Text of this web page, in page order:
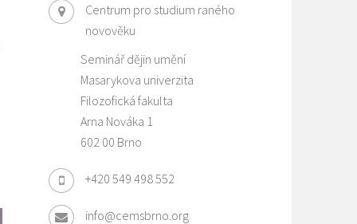
Centrum pro studium raného
novověku
Seminář dějin umění
Masarykova univerzita
Filozofická fakulta
Arna Nováka 1
602 00 Brno
+420 549 498 552
info@cemsbrno.org